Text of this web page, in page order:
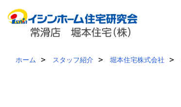
ホーム スタッフ紹介 堀本住宅株式会社